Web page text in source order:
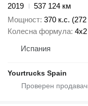
2019
537 124 км
Мощност 370 к.с.
Колесна формула 4x2
Испания
Yourtrucks Spain